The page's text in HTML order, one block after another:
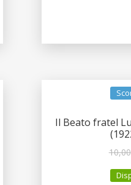
Il Beato fratel
10,00